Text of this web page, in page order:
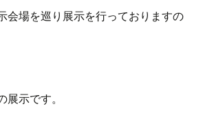
会場を巡り展示を行っておりますの
展示です。